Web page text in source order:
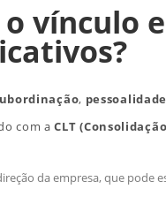
vínculo
,
com aCLT
da empresa, que pode